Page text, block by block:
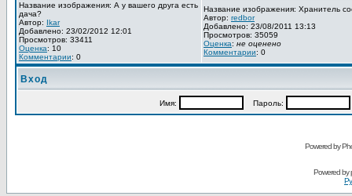
Название изображения: А у вашего друга есть
дача?
Автор: Ikar
Добавлено: 23/02/2012 12:01
Просмотров: 33411
Оценка: 10
Комментарии: 0
Название изображения: Хранитель
Автор: redbor
Добавлено: 23/08/2011 13:13
Просмотров: 35059
Оценка: не оценено
Комментарии: 0
Вход
Имя: Пароль:
Powered by
Powered by